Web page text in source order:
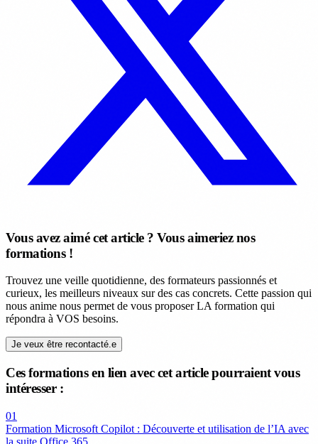
Vous avez aimé cet article ? Vous aimeriez nos
formations !
Trouvez une veille quotidienne, des formateurs passionnés et
curieux, les meilleurs niveaux sur des cas concrets. Cette passion qui
nous anime nous permet de vous proposer LA formation qui
répondra à VOS besoins.
Je veux être recontacté.e
Ces formations en lien avec cet article pourraient vous
intéresser :
01
Formation Microsoft Copilot : Découverte et utilisation de l’IA avec
la suite Office 365